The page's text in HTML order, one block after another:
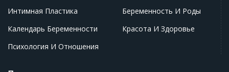
Интимная Пластика
Беременность И Роды
Календарь Беременности
Красота И Здоровье
Психология И Отношения